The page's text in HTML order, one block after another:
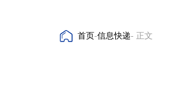
首页-信息快递- 正文